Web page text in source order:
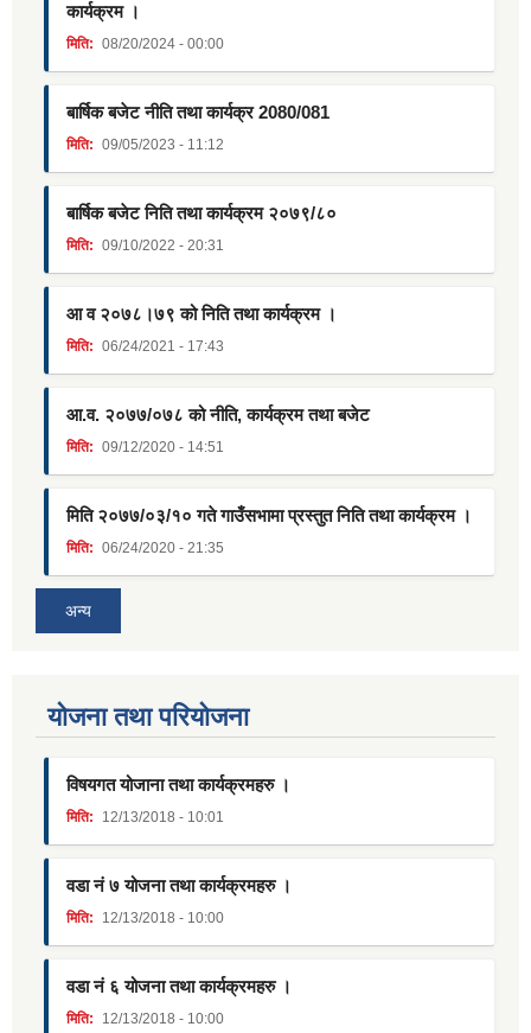
कार्यक्रम ।
मिति: 08/20/2024 - 00:00
बार्षिक बजेट नीति तथा कार्यक्र 2080/081
मिति: 09/05/2023 - 11:12
बार्षिक बजेट निति तथा कार्यक्रम २०७९/८०
मिति: 09/10/2022 - 20:31
आ व २०७८।७९ को निति तथा कार्यक्रम ।
मिति: 06/24/2021 - 17:43
आ.व. २०७७/०७८ को नीति, कार्यक्रम तथा बजेट
मिति: 09/12/2020 - 14:51
मिति २०७७/०३/१० गते गाउँसभामा प्रस्तुत निति तथा कार्यक्रम ।
मिति: 06/24/2020 - 21:35
अन्य
याेजना तथा परियाेजना
विषयगत योजाना तथा कार्यक्रमहरु ।
मिति: 12/13/2018 - 10:01
वडा नं ७ योजना तथा कार्यक्रमहरु ।
मिति: 12/13/2018 - 10:00
वडा नं ६ योजना तथा कार्यक्रमहरु ।
मिति: 12/13/2018 - 10:00